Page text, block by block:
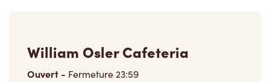
William Osler Cafeteria
Ouvert - Fermeture23:59